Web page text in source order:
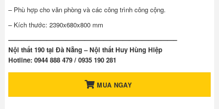
– Phù hợp cho văn phòng và các công trình công cộng.
– Kích thước: 2390x680x800 mm
——————————————————————————–
Nội thất 190 tại Đà Nẵng – Nội thất Huy Hùng Hiệp
Hotline: 0944 888 479 / 0935 190 281
MUA NGAY